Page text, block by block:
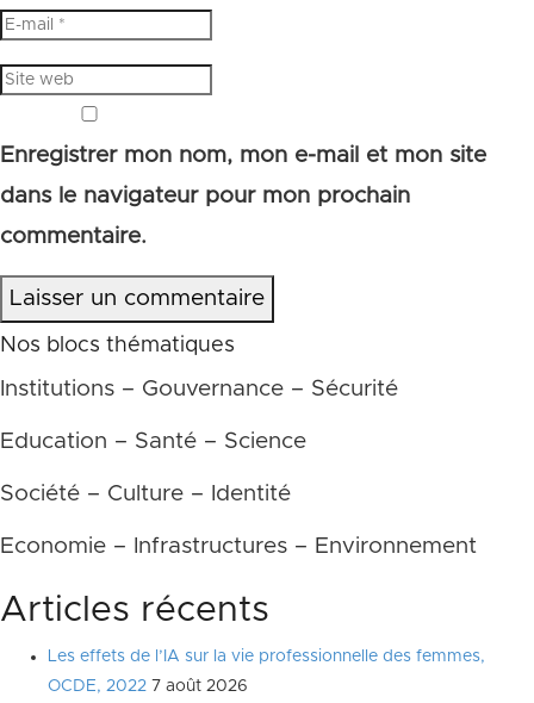
Enregistrer mon nom, mon e-mail et mon site
dans le navigateur pour mon prochain
commentaire.
Laisser un commentaire
Nos blocs thématiques
Institutions – Gouvernance – Sécurité
Education – Santé – Science
Société – Culture – Identité
Economie – Infrastructures – Environnement
Articles récents
Les effets de l’IA sur la vie professionnelle des femmes,
OCDE, 2022 7 août 2026